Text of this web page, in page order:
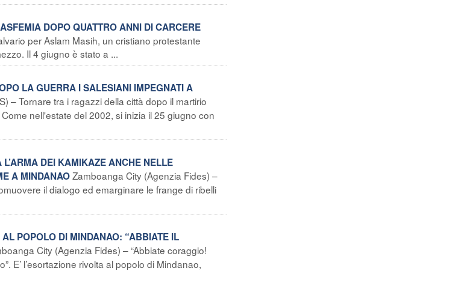
DOPO QUATTRO ANNI DI CARCERE
per Aslam Masih, un cristiano protestante
Il 4 giugno è stato a ...
LA GUERRA I SALESIANI IMPEGNATI A
– Tornare tra i ragazzi della città dopo il martirio
nell'estate del 2002, si inizia il 25 giugno con
DEI KAMIKAZE ANCHE NELLE
A MINDANAOZamboanga City (Agenzia Fides) –
il dialogo ed emarginare le frange di ribelli
POPOLO DI MINDANAO: “ABBIATE IL
City (Agenzia Fides) – “Abbiate coraggio!
E’ l’esortazione rivolta al popolo di Mindanao,